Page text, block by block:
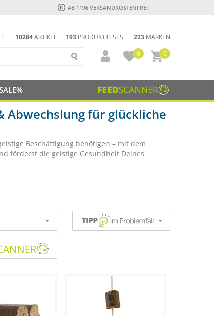
AB 119€ VERSANDKOSTENFREI
193 PRODUKTTESTS 223 MARKEN
10284ARTIKEL
0
0
Abwechslung für glückliche
Beschäftigung benötigen – mit dem
förderst die geistige Gesundheit Deines